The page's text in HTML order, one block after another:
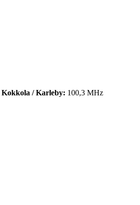
Kokkola / Karleby: 100,3 MHz